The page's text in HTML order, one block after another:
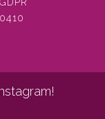
GDPR